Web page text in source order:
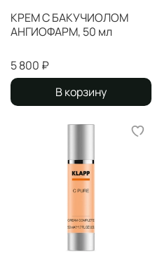
КРЕМ С БАКУЧИОЛОМ
АНГИОФАРМ, 50 мл
5 800 ₽
В корзину